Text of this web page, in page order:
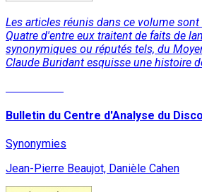
Les articles réunis dans ce volume
Quatre d'entre eux traitent de faits de
synonymiques ou réputés tels, du
Claude Buridant esquisse une histoire
Bulletin du Centre d'Analyse du
Synonymies
Jean-Pierre Beaujot, Danièle Cahen